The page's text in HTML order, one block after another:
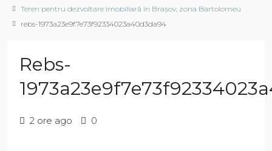
Teren pentru dezvoltare imobiliară în Brașov, zona Bartolomeu
rebs-1973a23e9f7e73f92334023a40d3da94
Rebs-
2 ore ago 0